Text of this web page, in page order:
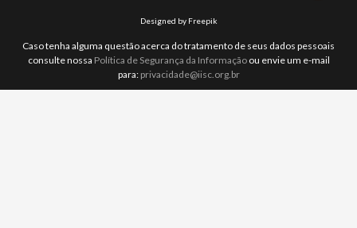
Designed by Freepik
Caso tenha alguma questão acerca do tratamento de seus dados pessoais
consulte nossa Política de Segurança da Informaçãoou envie um e-mail
para: privacidade@iisc.org.br